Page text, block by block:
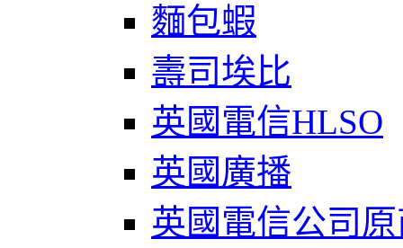
麵包蝦
壽司埃比
英國電信HLSO
英國廣播
英國電信公司